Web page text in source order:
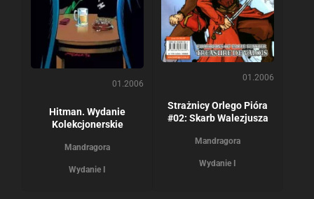
01.2006
Hitman. Wydanie
Kolekcjonerskie
Mandragora
Wydanie I
01.2006
Strażnicy Orlego Pióra
#02: Skarb Walezjusza
Mandragora
Wydanie I